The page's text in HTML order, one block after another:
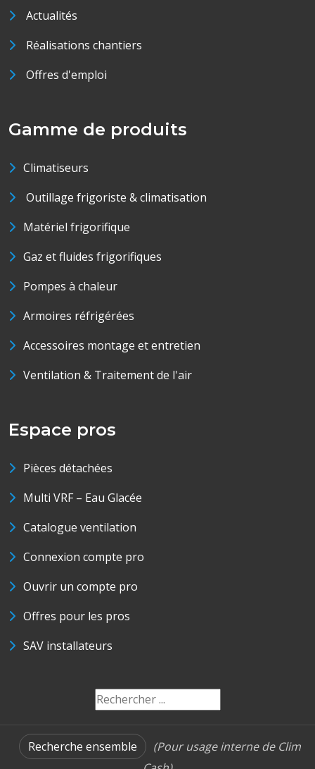
Actualités
Réalisations chantiers
Offres d'emploi
Gamme de produits
Climatiseurs
Outillage frigoriste & climatisation
Matériel frigorifique
Gaz et fluides frigorifiques
Pompes à chaleur
Armoires réfrigérées
Accessoires montage et entretien
Ventilation & Traitement de l'air
Espace pros
Pièces détachées
Multi VRF – Eau Glacée
Catalogue ventilation
Connexion compte pro
Ouvrir un compte pro
Offres pour les pros
SAV installateurs
Recherche ensemble
(Pour usage interne de Clim